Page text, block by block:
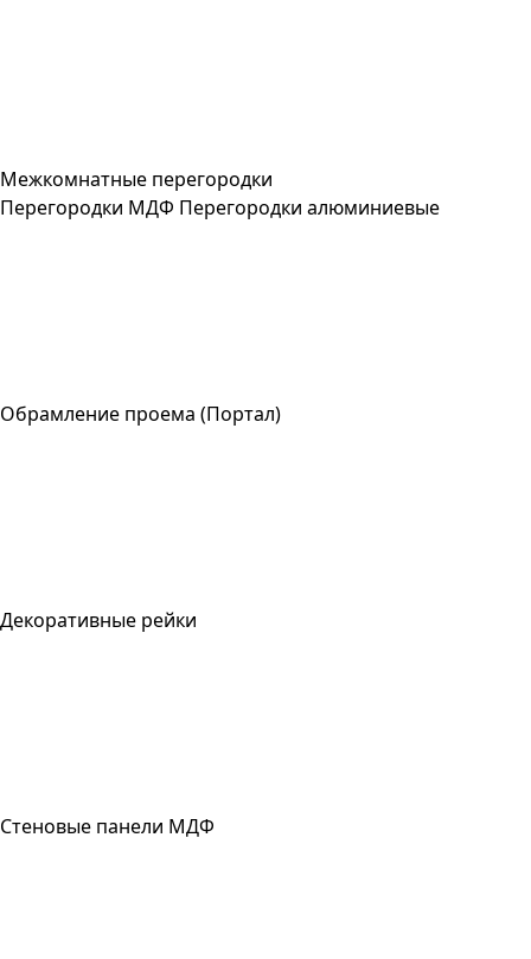
Межкомнатные перегородки
Перегородки МДФ Перегородки алюминиевые
Обрамление проема (Портал)
Декоративные рейки
Стеновые панели МДФ